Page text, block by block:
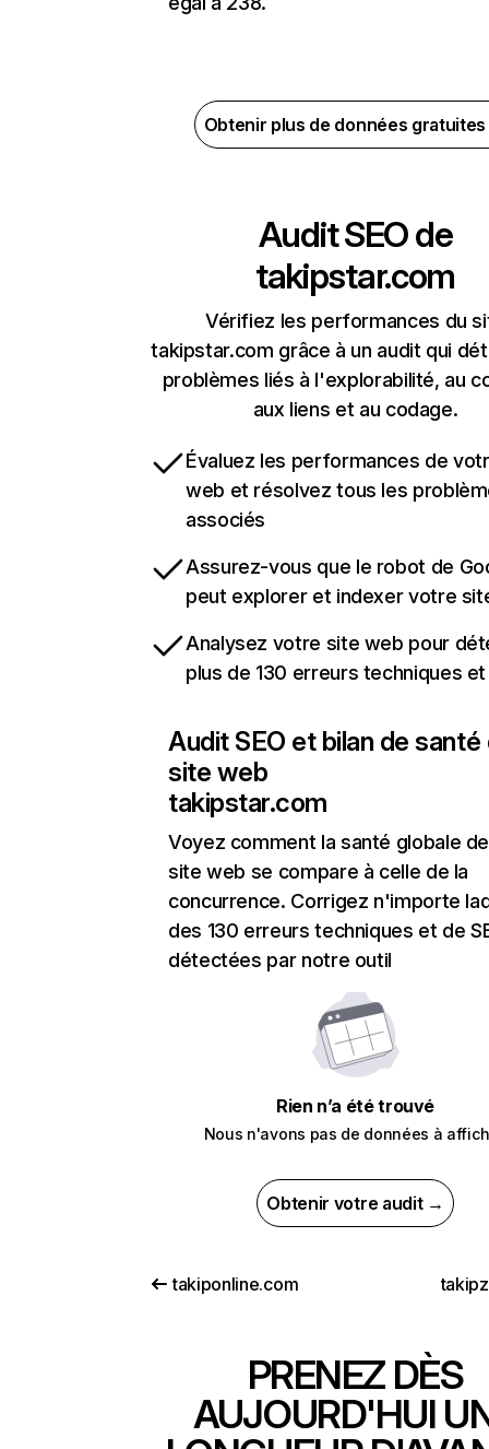
Obtenir plus de données
Audit SEO de
takipstar.com
Vérifiez les performances du
takipstar.com grâce à un audit qui
problèmes liés à l'explorabilité, au
aux liens et au codage.
Évaluez les performances de
web et résolvez tous les
associés
Assurez-vous que le robot de
peut explorer et indexer votre
Analysez votre site web pour
plus de 130 erreurs techniques et
Audit SEO et bilan de santé
site web
takipstar.com
Voyez comment la santé globale
site web se compare à celle de la
concurrence. Corrigez n'importe
des 130 erreurs techniques et de
détectées par notre outil
Rien n’a été trouvé
Nous n'avons pas de données à
Obtenir votre audit →
takiponline.com
PRENEZ DÈS
AUJOURD'HUI